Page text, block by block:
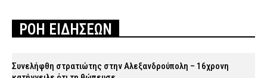
ΡΟΗ ΕΙΔΗΣΕΩΝ
Συνελήφθη στρατιώτης στην Αλεξανδρούπολη – 16χρονη